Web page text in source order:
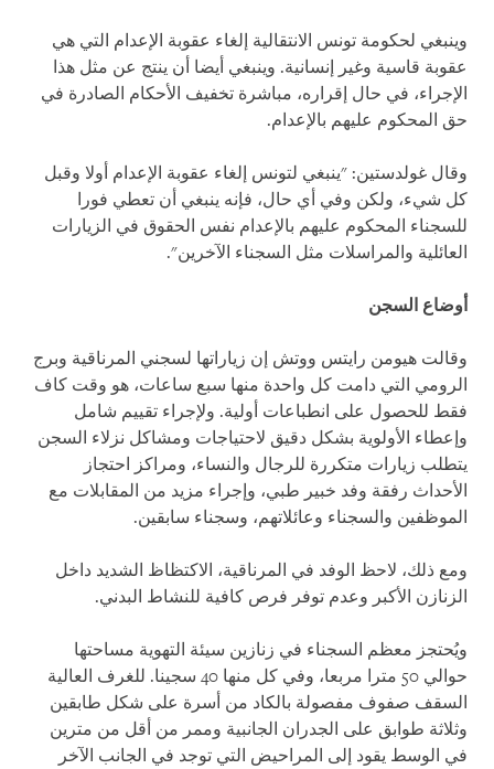
وينبغي لحكومة تونس الانتقالية إلغاء عقوبة الإعدام التي هي
عقوبة قاسية وغير إنسانية. وينبغي أيضا أن ينتج عن مثل هذا
الإجراء، في حال إقراره، مباشرة تخفيف الأحكام الصادرة في
حق المحكوم عليهم بالإعدام.
وقال غولدستين: "ينبغي لتونس إلغاء عقوبة الإعدام أولا وقبل
كل شيء، ولكن وفي أي حال، فإنه ينبغي أن تعطي فورا
للسجناء المحكوم عليهم بالإعدام نفس الحقوق في الزيارات
العائلية والمراسلات مثل السجناء الآخرين".
أوضاع السجن
وقالت هيومن رايتس ووتش إن زياراتها لسجني المرناقية وبرج
الرومي التي دامت كل واحدة منها سبع ساعات، هو وقت كاف
فقط للحصول على انطباعات أولية. ولإجراء تقييم شامل
وإعطاء الأولوية بشكل دقيق لاحتياجات ومشاكل نزلاء السجن
يتطلب زيارات متكررة للرجال والنساء، ومراكز احتجاز
الأحداث رفقة وفد خبير طبي، وإجراء مزيد من المقابلات مع
الموظفين والسجناء وعائلاتهم، وسجناء سابقين.
ومع ذلك، لاحظ الوفد في المرناقية، الاكتظاظ الشديد داخل
الزنازن الأكبر وعدم توفر فرص كافية للنشاط البدني.
ويُحتجز معظم السجناء في زنازين سيئة التهوية مساحتها
حوالي 50 مترا مربعا، وفي كل منها 40 سجينا. للغرف العالية
السقف صفوف مفصولة بالكاد من أسرة على شكل طابقين
وثلاثة طوابق على الجدران الجانبية وممر من أقل من مترين
في الوسط يقود إلى المراحيض التي توجد في الجانب الآخر